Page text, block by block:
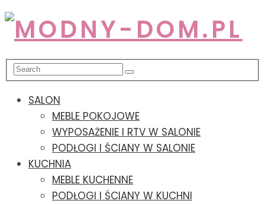
SALON
MEBLE POKOJOWE
WYPOSAŻENIE I RTV W SALONIE
PODŁOGI I ŚCIANY W SALONIE
KUCHNIA
MEBLE KUCHENNE
PODŁOGI I ŚCIANY W KUCHNI